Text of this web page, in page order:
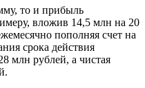
то и прибыль
вложив 14,5 млн на 20
пополняя счет на
срока действия
млн рублей, а чистая